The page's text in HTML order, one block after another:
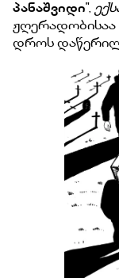
პანაშვიდი",
ჟღერადობისაა
დროს დაწერილ